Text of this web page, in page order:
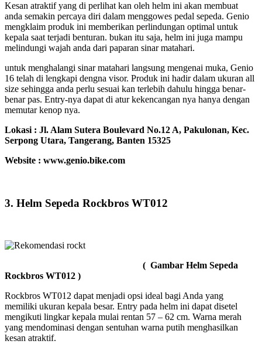
Kesan atraktif yang di perlihat kan oleh helm ini akan membuat
anda semakin percaya diri dalam menggowes pedal sepeda. Genio
mengklaim produk ini memberikan perlindungan optimal untuk
kepala saat terjadi benturan. bukan itu saja, helm ini juga mampu
melindungi wajah anda dari paparan sinar matahari.
untuk menghalangi sinar matahari langsung mengenai muka, Genio
16 telah di lengkapi dengna visor. Produk ini hadir dalam ukuran all
size sehingga anda perlu sesuai kan terlebih dahulu hingga benar-
benar pas. Entry-nya dapat di atur kekencangan nya hanya dengan
memutar kenop nya.
Lokasi : Jl. Alam Sutera Boulevard No.12 A, Pakulonan, Kec.
Serpong Utara, Tangerang, Banten 15325
Website : www.genio.bike.com
3. Helm Sepeda Rockbros WT012
( Gambar Helm Sepeda
Rockbros WT012 )
Rockbros WT012 dapat menjadi opsi ideal bagi Anda yang
memiliki ukuran kepala besar. Entry pada helm ini dapat disetel
mengikuti lingkar kepala mulai rentan 57 – 62 cm. Warna merah
yang mendominasi dengan sentuhan warna putih menghasilkan
kesan atraktif.